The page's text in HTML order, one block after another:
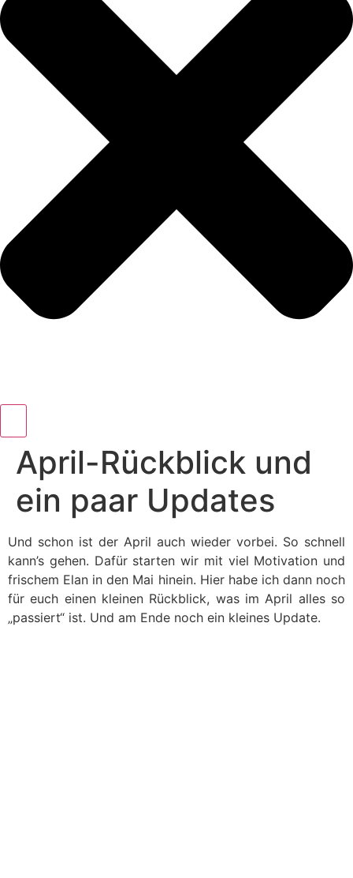
April-Rückblick und
ein paar Updates
Und schon ist der April auch wieder vorbei. So schnell
kann’s gehen. Dafür starten wir mit viel Motivation und
frischem Elan in den Mai hinein. Hier habe ich dann noch
für euch einen kleinen Rückblick, was im April alles so
„passiert“ ist. Und am Ende noch ein kleines Update.